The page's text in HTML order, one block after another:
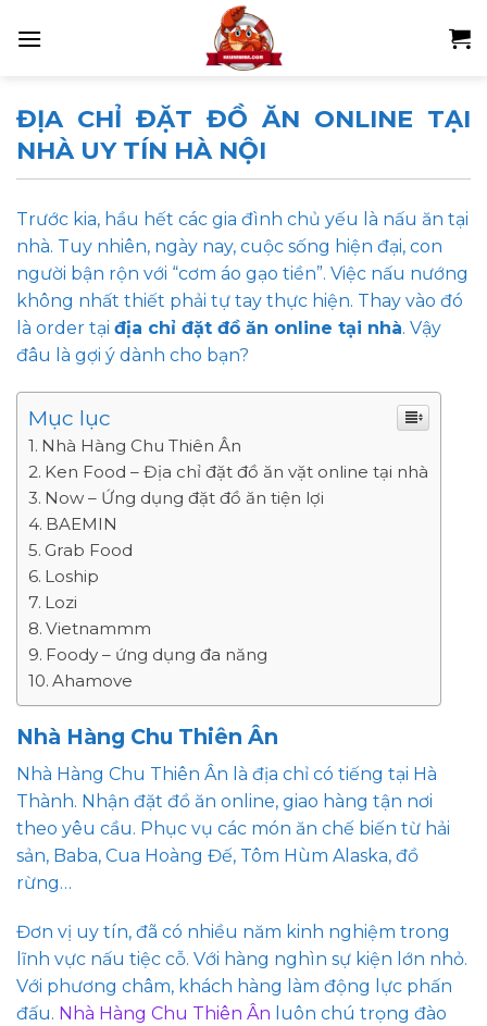
ĐỊA CHỈ ĐẶT ĐỒ ĂN ONLINE TẠI
NHÀ UY TÍN HÀ NỘI
Trước kia, hầu hết các gia đình chủ yếu là nấu ăn tại
nhà. Tuy nhiên, ngày nay, cuộc sống hiện đại, con
người bận rộn với “cơm áo gạo tiền”. Việc nấu nướng
không nhất thiết phải tự tay thực hiện. Thay vào đó
là order tại địa chỉ đặt đồ ăn online tại nhà. Vậy
đâu là gợi ý dành cho bạn?
Mục lục
Nhà Hàng Chu Thiên Ân
Ken Food – Địa chỉ đặt đồ ăn vặt online tại nhà
Now – Ứng dụng đặt đồ ăn tiện lợi
BAEMIN
Grab Food
Loship
Lozi
Vietnammm
Foody – ứng dụng đa năng
Ahamove
Nhà Hàng Chu Thiên Ân
Nhà Hàng Chu Thiên Ân là địa chỉ có tiếng tại Hà
Thành. Nhận đặt đồ ăn online, giao hàng tận nơi
theo yêu cầu. Phục vụ các món ăn chế biến từ hải
sản, Baba, Cua Hoàng Đế, Tôm Hùm Alaska, đồ
rừng…
Đơn vị uy tín, đã có nhiều năm kinh nghiệm trong
lĩnh vực nấu tiệc cỗ. Với hàng nghìn sự kiện lớn nhỏ.
Với phương châm, khách hàng làm động lực phấn
đấu. Nhà Hàng Chu Thiên Ân luôn chú trọng đào